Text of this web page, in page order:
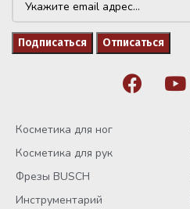
Косметика для ног
Косметика для рук
Фрезы BUSCH
Инструментарий